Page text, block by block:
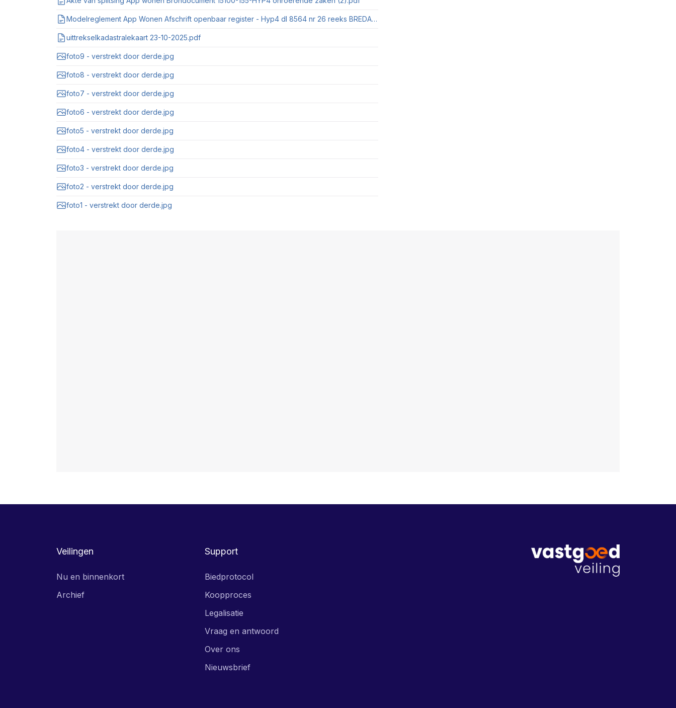
Modelreglement App Wonen Afschrift openbaar register - Hyp4 dl 8564 nr 26 reeks BREDA.pdf
uittrekselkadastralekaart 23-10-2025.pdf
foto9 - verstrekt door derde.jpg
foto8 - verstrekt door derde.jpg
foto7 - verstrekt door derde.jpg
foto6 - verstrekt door derde.jpg
foto5 - verstrekt door derde.jpg
foto4 - verstrekt door derde.jpg
foto3 - verstrekt door derde.jpg
foto2 - verstrekt door derde.jpg
foto1 - verstrekt door derde.jpg
Veilingen
Nu en binnenkort
Archief
Support
Biedprotocol
Koopproces
Legalisatie
Vraag en antwoord
Over ons
Nieuwsbrief